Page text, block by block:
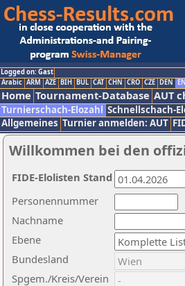
Logged on: Gast
Arabic ARM AZE BIH BUL CAT CHN CRO CZE DEN
Home Tournament-Database AUT
Turnierschach-Elozahl Schnellschach-
Allgemeines Turnier anmelden: AUT
Willkommen bei den
Nachname
Ebene
Personennummer
Bundesland
Spgem./Kreis/Verein
FIDE-Elolisten Stand